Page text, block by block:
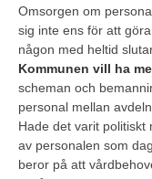
Omsorgen om
sig inte ens för att
någon med heltid
Kommunen vill ha
scheman och
personal mellan
Hade det varit
av personalen som
beror på att